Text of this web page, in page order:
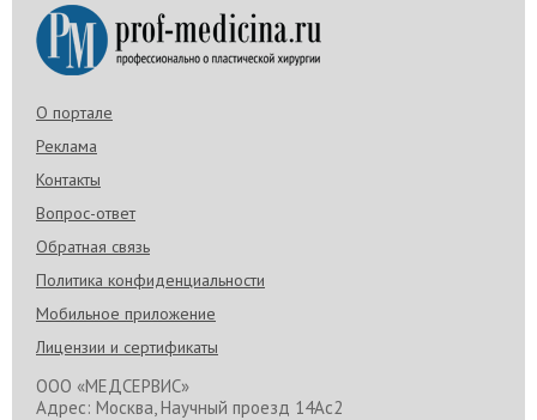
О портале
Реклама
Контакты
Вопрос-ответ
Обратная связь
Политика конфиденциальности
Мобильное приложение
Лицензии и сертификаты
ООО «МЕДСЕРВИС»
Адрес: Москва, Научный проезд 14Ас2